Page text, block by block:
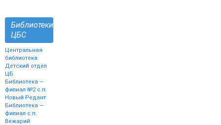
Библиотеки
ЦБС
Центральная
библиотека
Детский отдел
ЦБ
Библиотека —
филиал №2 с.п.
Новый Редант
Библиотека —
филиал с.п.
Вежарий